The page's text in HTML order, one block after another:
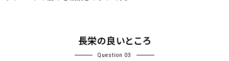
長栄の良いところ
Question 03